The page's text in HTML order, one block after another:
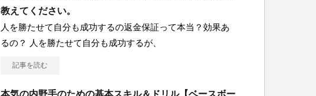
教えてください。
人を勝たせて自分も成功するの返金保証って本当？効果あ
るの？ 人を勝たせて自分も成功するが、
記事を読む
本気の内野手のための基本スキル＆ドリル【ベースボー